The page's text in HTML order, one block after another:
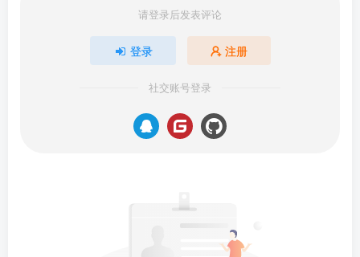
请登录后发表评论
登录 注册
社交账号登录